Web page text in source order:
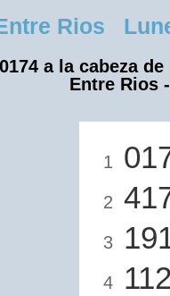
Rios
0174 a la cabeza
Entre Rios
1
2
3
4